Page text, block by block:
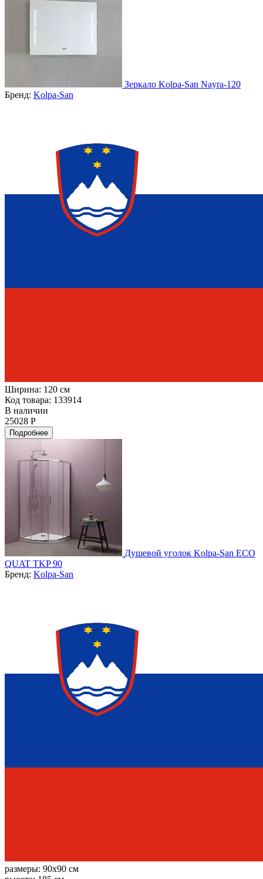
Зеркало Kolpa-San Nayra-120
Бренд: Kolpa-San
Ширина: 120 см
Код товара: 133914
В наличии
25028 Р
Подробнее
Душевой уголок Kolpa-San ECO
QUAT TKP 90
Бренд: Kolpa-San
размеры: 90x90 см